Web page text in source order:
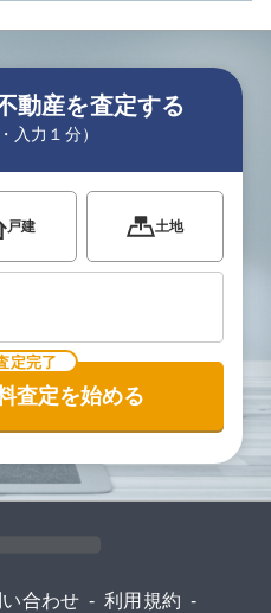
動産を査定する
入力１分）
戸建 土地
定完了
査定を始める
合わせ - 利用規約 -